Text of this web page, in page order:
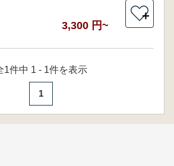
3,300 円~
＋
1件中 1 - 1件を表示
1